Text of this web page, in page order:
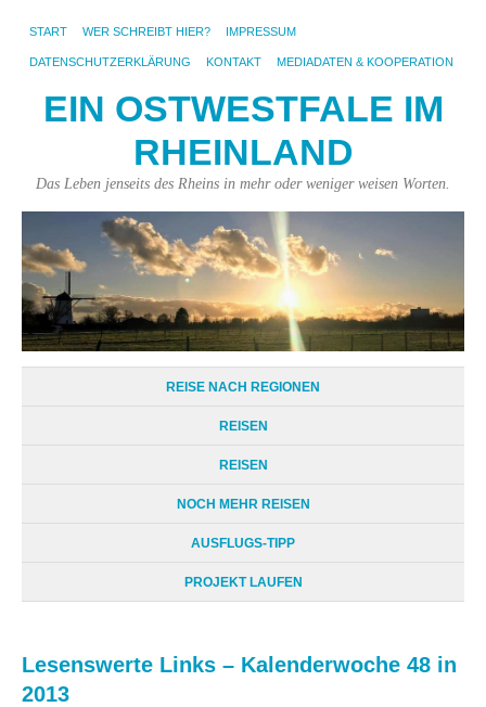
START WER SCHREIBT HIER? IMPRESSUM
DATENSCHUTZERKLÄRUNG KONTAKT MEDIADATEN & KOOPERATION
EIN OSTWESTFALE IM
RHEINLAND
Das Leben jenseits des Rheins in mehr oder weniger weisen Worten.
REISE NACH REGIONEN
REISEN
REISEN
NOCH MEHR REISEN
AUSFLUGS-TIPP
PROJEKT LAUFEN
Lesenswerte Links – Kalenderwoche 48 in
2013